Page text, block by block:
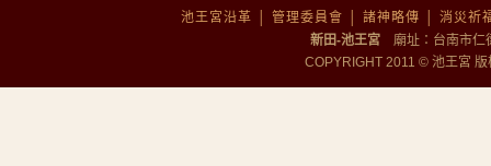
池王宮沿革 管理委員會 諸神略傳
消災祈
新田-池王宮 廟址：台南市仁
COPYRIGHT 2011 © 池王宮